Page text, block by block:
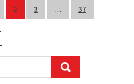
2 3 …
37